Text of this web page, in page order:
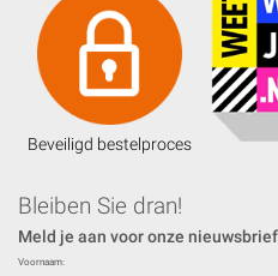
Beveiligd bestelproces
Bleiben Sie dran!
Meld je aan voor onze nieuwsbrief
Voornaam: